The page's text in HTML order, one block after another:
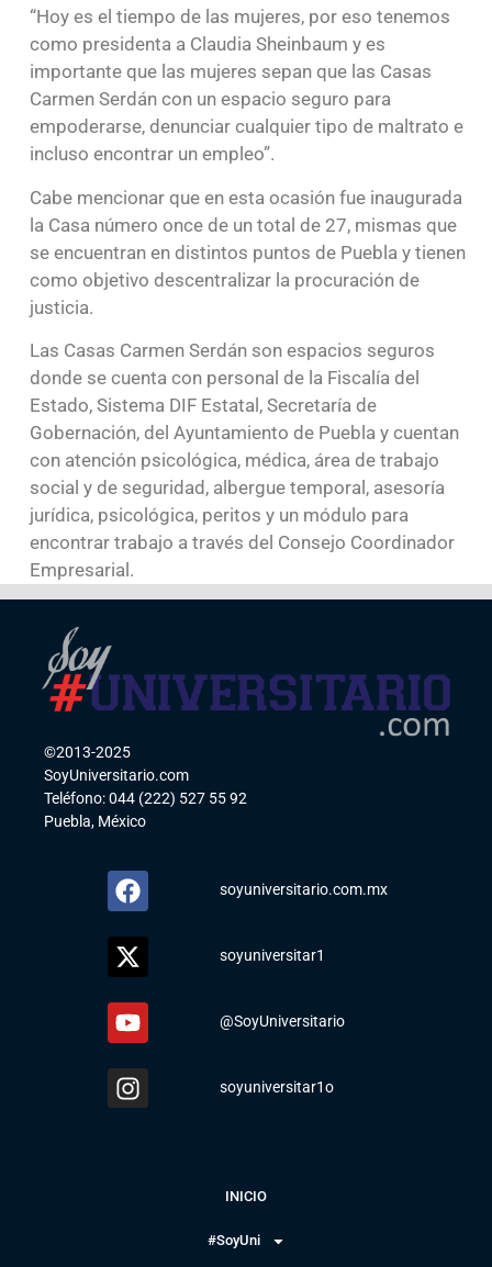
“Hoy es el tiempo de las mujeres, por eso tenemos
como presidenta a Claudia Sheinbaum y es
importante que las mujeres sepan que las Casas
Carmen Serdán con un espacio seguro para
empoderarse, denunciar cualquier tipo de maltrato e
incluso encontrar un empleo”.
Cabe mencionar que en esta ocasión fue inaugurada
la Casa número once de un total de 27, mismas que
se encuentran en distintos puntos de Puebla y tienen
como objetivo descentralizar la procuración de
justicia.
Las Casas Carmen Serdán son espacios seguros
donde se cuenta con personal de la Fiscalía del
Estado, Sistema DIF Estatal, Secretaría de
Gobernación, del Ayuntamiento de Puebla y cuentan
con atención psicológica, médica, área de trabajo
social y de seguridad, albergue temporal, asesoría
jurídica, psicológica, peritos y un módulo para
encontrar trabajo a través del Consejo Coordinador
Empresarial.
©2013-2025
SoyUniversitario.com
Teléfono: 044 (222) 527 55 92
Puebla, México
soyuniversitario.com.mx
soyuniversitar1
@SoyUniversitario
soyuniversitar1o
INICIO
#SoyUni